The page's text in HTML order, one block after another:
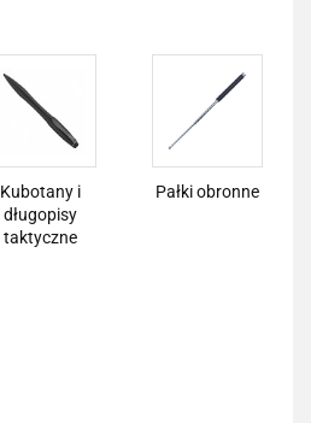
Kubotany i
długopisy
taktyczne
Pałki obronne